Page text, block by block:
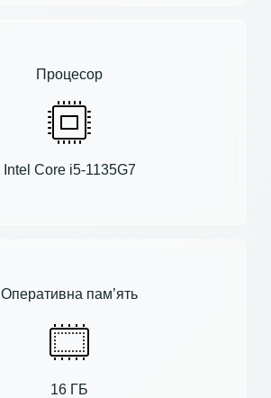
Процесор
Intel Core i5-1135G7
Оперативна пам’ять
16 ГБ